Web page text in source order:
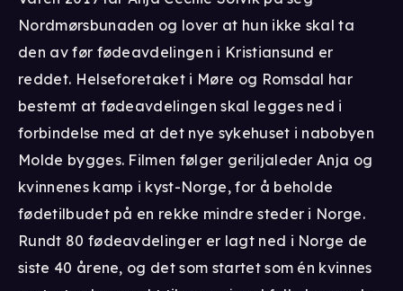
Nordmørsbunaden og lover at hun ikke skal ta
den av før fødeavdelingen i Kristiansund er
reddet. Helseforetaket i Møre og Romsdal har
bestemt at fødeavdelingen skal legges ned i
forbindelse med at det nye sykehuset i nabobyen
Molde bygges. Filmen følger geriljaleder Anja og
kvinnenes kamp i kyst-Norge, for å beholde
fødetilbudet på en rekke mindre steder i Norge.
Rundt 80 fødeavdelinger er lagt ned i Norge de
siste 40 årene, og det som startet som én kvinnes